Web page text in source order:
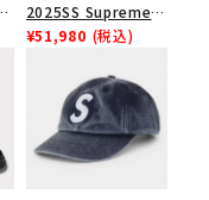
2025SS Supreme
GOODENOUGH
Low AF1 シュプリー
ムグッドイナフ ナイキ
エアフォース１スニー
カー シューズ ホワイ
¥51,980 (税込)